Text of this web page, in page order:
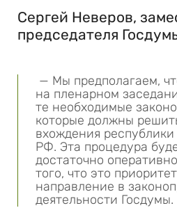
Сергей Неверов,
председателя
— Мы предполагаем,
на пленарном
те необходимые
которые должны
вхождения
РФ. Эта процедура
достаточно
того, что это
направление в
деятельности Госдумы.